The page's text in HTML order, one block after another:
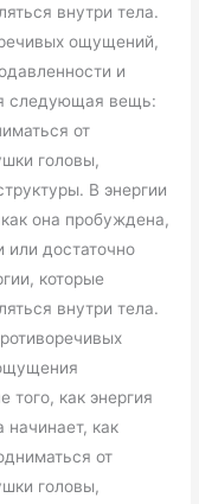
внутри тела.
ощущений,
и
следующая вещь:
от
головы,
В энергии
она пробуждена,
достаточно
которые
внутри тела.
того, как энергия
как
от
головы,